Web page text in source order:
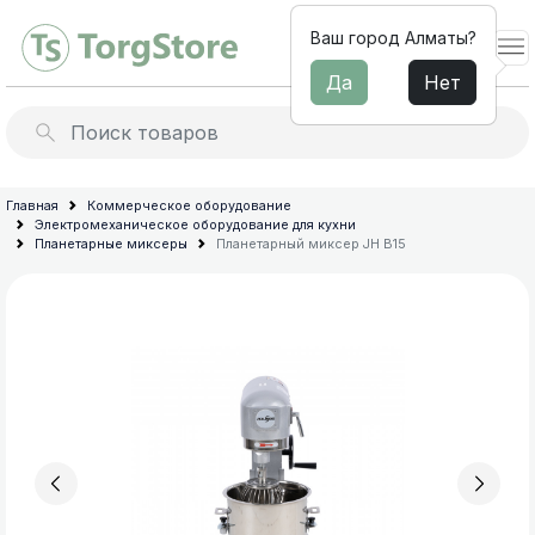
Барное
оборудование
Льдогенераторы
Миксеры для молочных
Архив товараов
Профессиональные блендеры
Диспенсеры для напитков
Сокоохладители
Главная
Коммерческое оборудование
Электромеханическое оборудование для кухни
Планетарные миксеры
Планетарный миксер JH B15
Ваш город Алматы?
Да Нет